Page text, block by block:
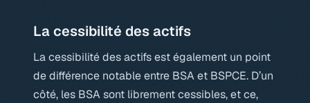
La cessibilité des actifs
La cessibilité des actifs est également un point
de différence notable entre BSA et BSPCE. D’un
côté, les BSA sont librement cessibles, et ce,